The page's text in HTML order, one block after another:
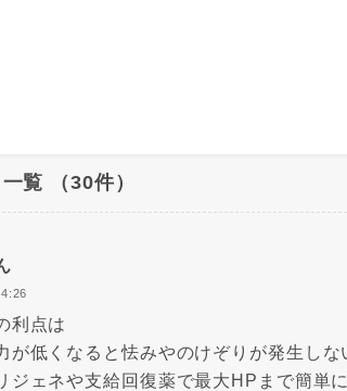
覧 （30件）
利点は
が低くなると怯みやのけぞりが発生しな
ジェネや支給回復薬で最大HPまで簡単